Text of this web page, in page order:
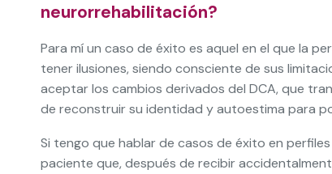
neurorrehabilitación?
Para mí un caso de éxito es aquel en el que la
tener ilusiones, siendo consciente de sus
aceptar los cambios derivados del DCA, que
de reconstruir su identidad y autoestima para
Si tengo que hablar de casos de éxito en
paciente que, después de recibir